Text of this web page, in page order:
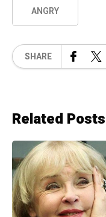
ANGRY
SHARE
Related Posts